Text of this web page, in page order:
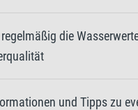
die
und Tipps zu